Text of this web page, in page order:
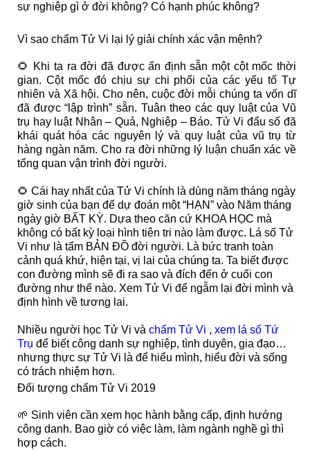
sự nghiệp gì ở đời không? Có hạnh phúc không?
Vì sao chấm Tử Vi lại lý giải chính xác vận mệnh?
🌻 Khi ta ra đời đã được ấn định sẵn một cột mốc thời
gian. Cột mốc đó chịu sự chi phối của các yếu tố Tự
nhiên và Xã hội. Cho nên, cuộc đời mỗi chúng ta vốn dĩ
đã được “lập trình” sẵn. Tuân theo các quy luật của Vũ
trụ hay luật Nhân – Quả, Nghiệp – Báo. Tử Vi đẩu số đã
khái quát hóa các nguyên lý và quy luật của vũ trụ từ
hàng ngàn năm. Cho ra đời những lý luận chuẩn xác về
tổng quan vận trình đời người.
🌻 Cái hay nhất của Tử Vi chính là dùng năm tháng ngày
giờ sinh của bạn để dự đoán một “HẠN” vào Năm tháng
ngày giờ BẤT KỲ. Dựa theo căn cứ KHOA HỌC mà
không có bất kỳ loại hình tiên tri nào làm được. Lá số Tử
Vi như là tấm BẢN ĐỒ đời người. Là bức tranh toàn
cảnh quá khứ, hiện tại, vị lai của chúng ta. Ta biết được
con đường mình sẽ đi ra sao và đích đến ở cuối con
đường như thế nào. Xem Tử Vi để ngẫm lại đời mình và
định hình về tương lai.
Nhiều người học Tử Vi và chấm Tử Vi , xem lá số Tứ
Trụ để biết công danh sự nghiệp, tình duyên, gia đạo…
nhưng thực sự Tử Vi là để hiểu mình, hiểu đời và sống
có trách nhiệm hơn.
Đối tượng chấm Tử Vi 2019
🌱 Sinh viên cần xem học hành bằng cấp, định hướng
công danh. Bao giờ có việc làm, làm ngành nghề gì thì
hợp cách.